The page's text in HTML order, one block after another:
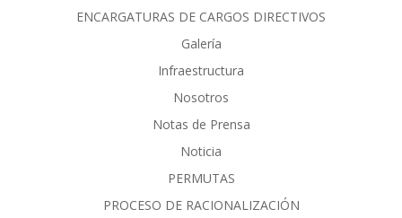
ENCARGATURAS DE CARGOS DIRECTIVOS
Galería
Infraestructura
Nosotros
Notas de Prensa
Noticia
PERMUTAS
PROCESO DE RACIONALIZACIÓN